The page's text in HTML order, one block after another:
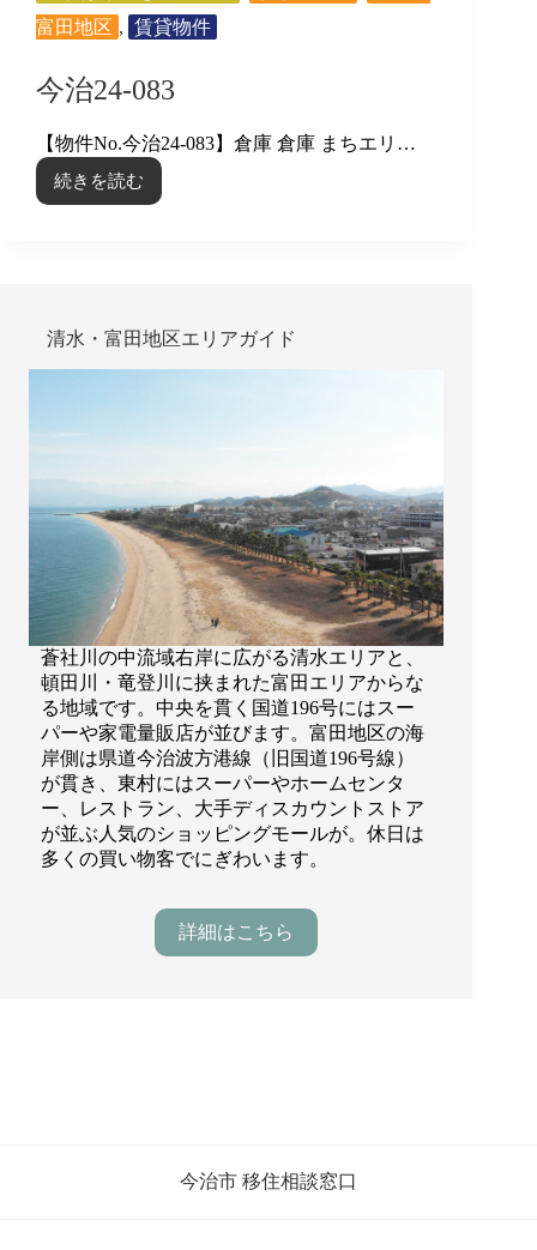
富田地区 , 賃貸物件
今治24-083
【物件No.今治24-083】倉庫 倉庫 まちエリ…
続きを読む
今
清水・富田地区エリアガイド
蒼社川の中流域右岸に広がる清水エリアと、
頓田川・竜登川に挟まれた富田エリアからな
る地域です。中央を貫く国道196号にはスー
パーや家電量販店が並びます。富田地区の海
岸側は県道今治波方港線（旧国道196号線）
が貫き、東村にはスーパーやホームセンタ
ー、レストラン、大手ディスカウントストア
が並ぶ人気のショッピングモールが。休日は
多くの買い物客でにぎわいます。
詳細はこちら
今治市 移住相談窓口